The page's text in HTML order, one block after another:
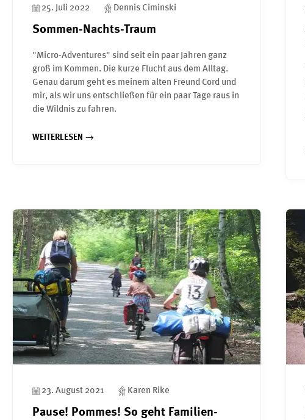
25. Juli 2022 Dennis Ciminski
Sommen-Nachts-Traum
"Micro-Adventures" sind seit ein paar Jahren ganz
groß im Kommen. Die kurze Flucht aus dem Alltag.
Genau darum geht es meinem alten Freund Cord und
mir, als wir uns entschließen für ein paar Tage raus in
die Wildnis zu fahren.
WEITERLESEN
23. August 2021 Karen Rike
Pause! Pommes! So geht Familien-